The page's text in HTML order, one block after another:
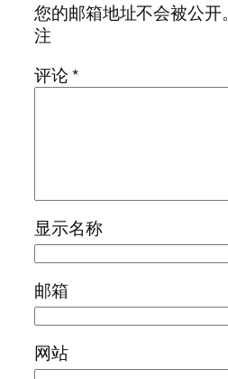
您的邮箱地址不会被公开。
注
评论*
显示名称
邮箱
网站